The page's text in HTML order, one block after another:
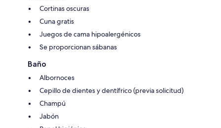
Cortinas oscuras
Cuna gratis
Juegos de cama hipoalergénicos
Se proporcionan sábanas
Baño
Albornoces
Cepillo de dientes y dentífrico (previa solicitud)
Champú
Jabón